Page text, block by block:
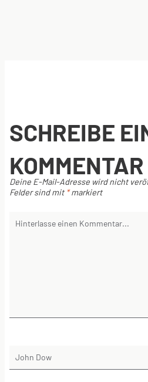
SCHREIBE
KOMMENTAR
Deine E-Mail-Adresse wird nicht
Felder sind mit *markiert